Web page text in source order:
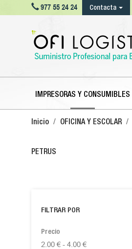
977 55 24 24 Contacta
IMPRESORAS Y CONSUMIBLES
Inicio OFICINA Y ESCOLAR
PETRUS
FILTRAR POR
Precio
2.00 € - 4.00 €